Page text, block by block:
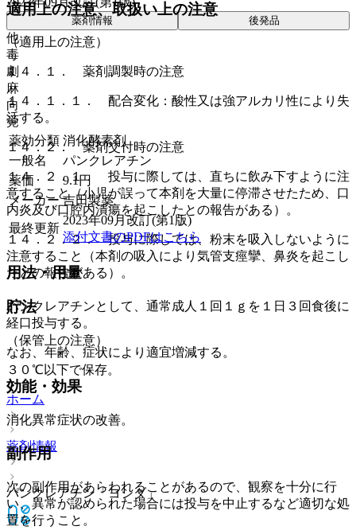
適用上の注意、取扱い上の注意
（適用上の注意）
１４．１． 薬剤調製時の注意
１４．１．１． 配合変化：酸性又は強アルカリ性により失
活する。
１４．２． 薬剤交付時の注意
１４．２．１． 投与に際しては、直ちに飲み下すように注
意すること（小児が誤って本剤を大量に停滞させたため、口
内炎及び口腔内潰瘍を起こしたとの報告がある）。
１４．２．２． 投与に際しては、粉末を吸入しないように
注意すること（本剤の吸入により気管支痙攣、鼻炎を起こし
たとの報告がある）。
貯法
（保管上の注意）
３０℃以下で保存。
ホーム
薬剤情報
パンクレアチン「ヨシダ」
薬剤情報 後発品
他
毒
劇
麻
向
覚
薬効分類 消化酵素剤
一般名
パンクレアチン
薬価
9.1円
メーカー 吉田製薬
最終更新
2023年09月改訂(第1版)
添付文書のPDFはこちら
用法・用量
パンクレアチンとして、通常成人１回１ｇを１日３回食後に
経口投与する。
なお、年齢、症状により適宜増減する。
効能・効果
消化異常症状の改善。
副作用
次の副作用があらわれることがあるので、観察を十分に行
い、異常が認められた場合には投与を中止するなど適切な処
置を行うこと。